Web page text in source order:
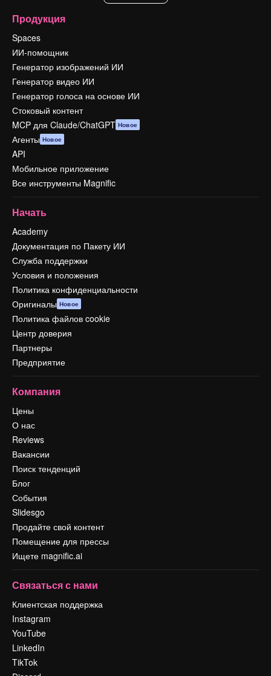
Продукция
Spaces
ИИ-помощник
Генератор изображений ИИ
Генератор видео ИИ
Генератор голоса на основе ИИ
Стоковый контент
MCP для Claude/ChatGPT Новое
Агенты Новое
API
Мобильное приложение
Все инструменты Magnific
Начать
Academy
Документация по Пакету ИИ
Служба поддержки
Условия и положения
Политика конфиденциальности
Оригиналы Новое
Политика файлов cookie
Центр доверия
Партнеры
Предприятие
Компания
Цены
О нас
Reviews
Вакансии
Поиск тенденций
Блог
События
Slidesgo
Продайте свой контент
Помещение для прессы
Ищете magnific.ai
Связаться с нами
Клиентская поддержка
Instagram
YouTube
LinkedIn
TikTok